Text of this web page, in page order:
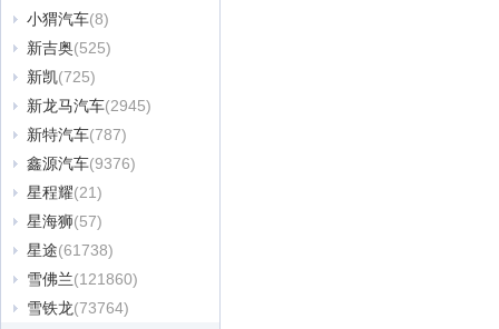
小猬汽车(8)
新吉奥(525)
新凯(725)
新龙马汽车(2945)
新特汽车(787)
鑫源汽车(9376)
星程耀(21)
星海狮(57)
星途(61738)
雪佛兰(121860)
雪铁龙(73764)